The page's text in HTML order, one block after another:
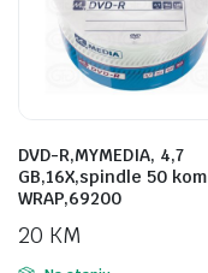
DVD-R,MYMEDIA, 4,7
GB,16X,spindle 50 kom
WRAP,69200
20 KM